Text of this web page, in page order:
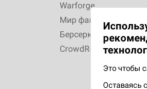
Warforge
Мир фантастики
Берсерк
CrowdRepublic
Это чтобы
Оставаясь